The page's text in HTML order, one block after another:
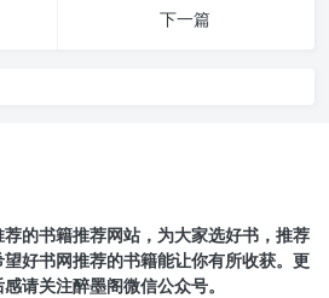
下一篇
的书籍推荐网站，为大家选好书，推荐
好书网推荐的书籍能让你有所收获。更
请关注醉墨阁微信公众号。